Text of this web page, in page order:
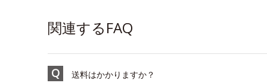
関連するFAQ
送料はかかりますか？